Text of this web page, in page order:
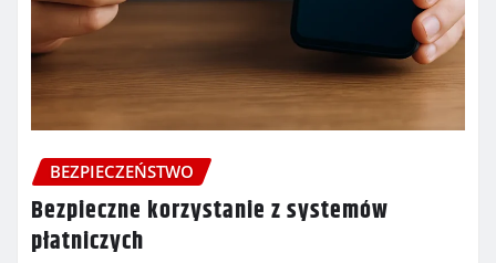
BEZPIECZEŃSTWO
Bezpieczne korzystanie z systemów
płatniczych